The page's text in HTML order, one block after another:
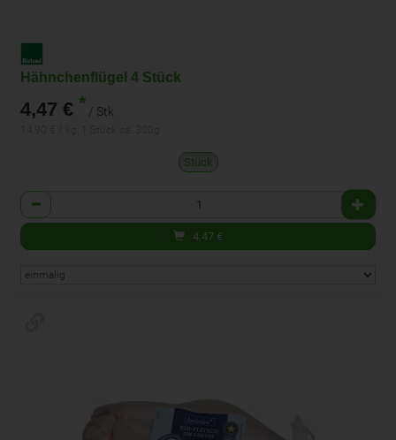
Hähnchenflügel 4 Stück
4,47 € * / Stk
Stück
Anzahl
4,47 €